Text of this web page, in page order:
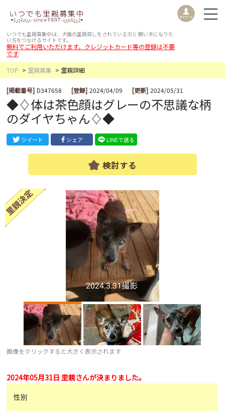
いつでも里親募集中は、犬猫の里親探しをされている方と 飼い主になりた
い方をつなげるサイトです。
無料でご利用いただけます。クレジットカード等の登録は不要
です
TOP
里親募集 里親詳細
[掲載番号] D347658 [登録] 2024/04/09 [更新] 2024/05/31
◆♢体は茶色顔はグレーの不思議な柄
のダイヤちゃん♢◆
ツイート シェア LINEで送る
検討する
画像をクリックすると大きく表示されます
2024年05月31日 里親さんが決まりました。
性別